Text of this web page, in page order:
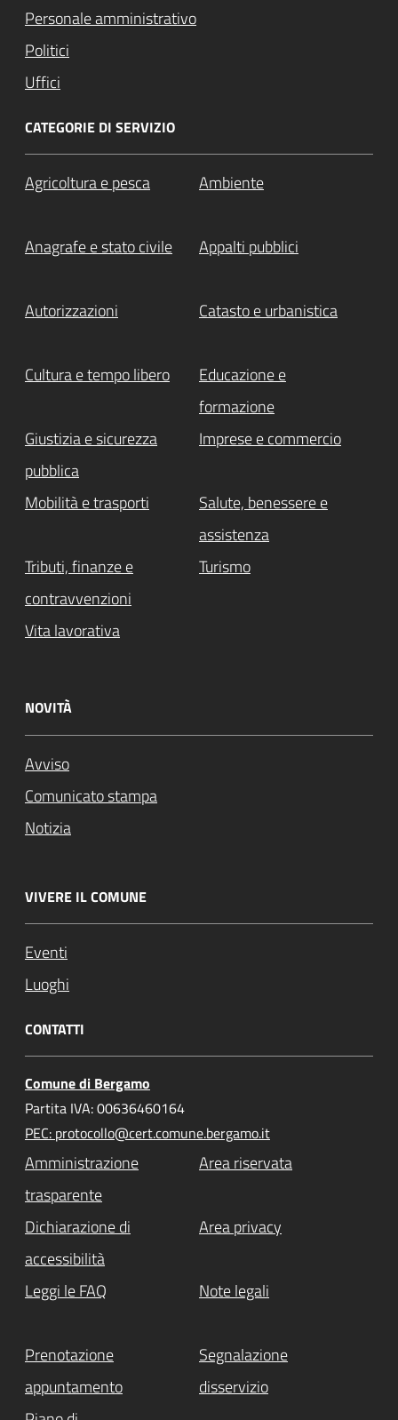
Personale amministrativo
Politici
Uffici
CATEGORIE DI SERVIZIO
Agricoltura e pesca Ambiente
Anagrafe e stato civile Appalti pubblici
Autorizzazioni Catasto e urbanistica
Cultura e tempo libero
Educazione e
formazione
Giustizia e sicurezza
pubblica
Imprese e commercio
Mobilità e trasporti
Salute, benessere e
assistenza
Tributi, finanze e
contravvenzioni
Turismo
Vita lavorativa
NOVITÀ
Avviso
Comunicato stampa
Notizia
VIVERE IL COMUNE
Eventi
Luoghi
CONTATTI
Comune di Bergamo
Partita IVA: 00636460164
PEC: protocollo@cert.comune.bergamo.it
Amministrazione
trasparente
Area riservata
Dichiarazione di
accessibilità
Area privacy
Leggi le FAQ Note legali
Prenotazione
appuntamento
Segnalazione
disservizio